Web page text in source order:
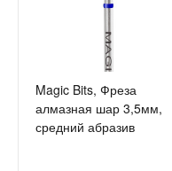
Magic Bits, Фреза
алмазная шар 3,5мм,
средний абразив